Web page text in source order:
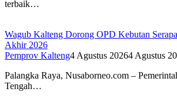
terbaik…
Wagub Kalteng Dorong OPD Kebutan
Akhir 2026
Pemprov Kalteng4 Agustus 20264 Agustus
Palangka Raya, Nusaborneo.com –
Tengah…